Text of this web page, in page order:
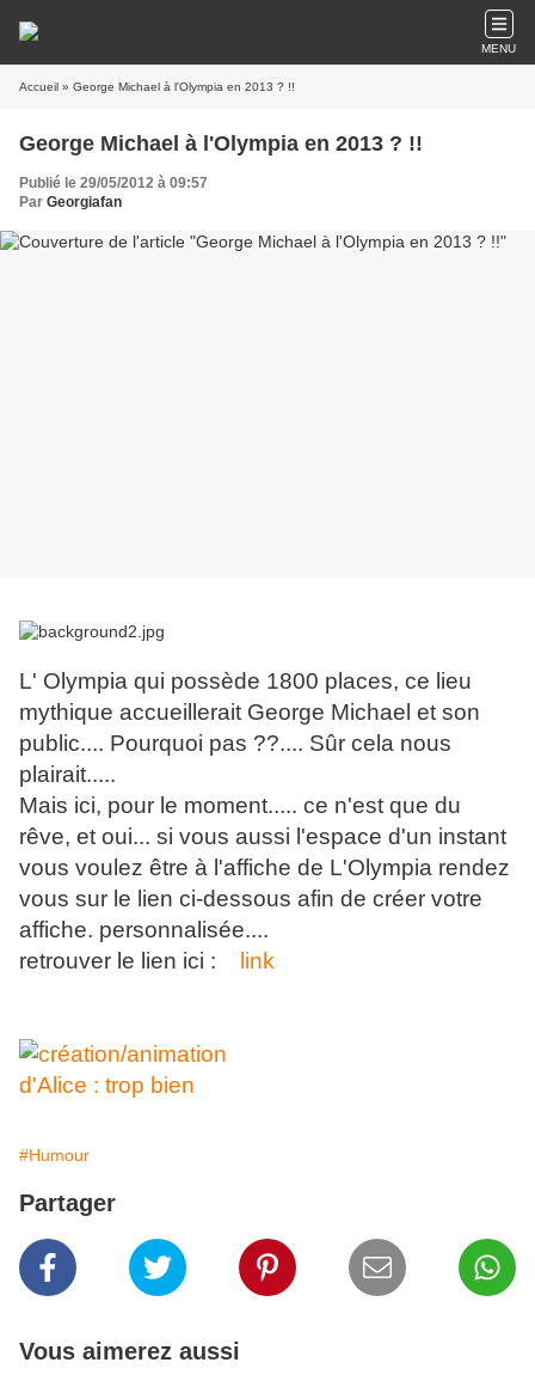
MENU
Accueil » George Michael à l'Olympia en 2013 ? !!
George Michael à l'Olympia en 2013 ? !!
Publié le 29/05/2012 à 09:57
Par Georgiafan
L' Olympia qui possède 1800 places, ce lieu
mythique accueillerait George Michael et son
public.... Pourquoi pas ??.... Sûr cela nous
plairait.....
Mais ici, pour le moment..... ce n'est que du
rêve, et oui... si vous aussi l'espace d'un instant
vous voulez être à l'affiche de L'Olympia rendez
vous sur le lien ci-dessous afin de créer votre
affiche. personnalisée....
retrouver le lien ici :
link
#Humour
Partager
Vous aimerez aussi